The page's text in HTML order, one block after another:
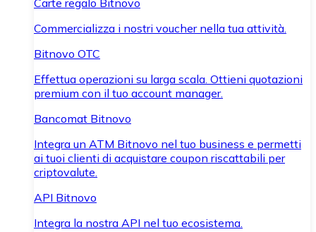
Carte regalo Bitnovo
Commercializza i nostri voucher nella tua attività.
Bitnovo OTC
Effettua operazioni su larga scala. Ottieni quotazioni
premium con il tuo account manager.
Bancomat Bitnovo
Integra un ATM Bitnovo nel tuo business e permetti
ai tuoi clienti di acquistare coupon riscattabili per
criptovalute.
API Bitnovo
Integra la nostra API nel tuo ecosistema.